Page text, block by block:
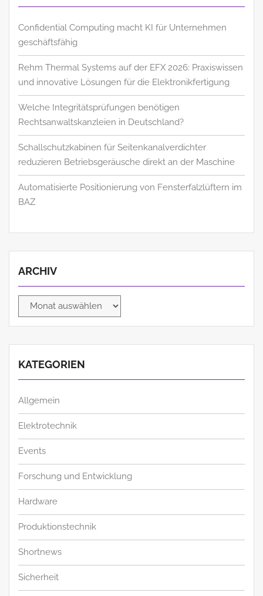
Confidential Computing macht KI für Unternehmen
geschäftsfähig
Rehm Thermal Systems auf der EFX 2026: Praxiswissen
und innovative Lösungen für die Elektronikfertigung
Welche Integritätsprüfungen benötigen
Rechtsanwaltskanzleien in Deutschland?
Schallschutzkabinen für Seitenkanalverdichter
reduzieren Betriebsgeräusche direkt an der Maschine
Automatisierte Positionierung von Fensterfalzlüftern im
BAZ
ARCHIV
Archiv
KATEGORIEN
Allgemein
Elektrotechnik
Events
Forschung und Entwicklung
Hardware
Produktionstechnik
Shortnews
Sicherheit